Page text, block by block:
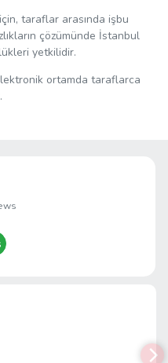
taraflar arasında işbu
çözümünde İstanbul
yetkilidir.
ortamda taraflarca